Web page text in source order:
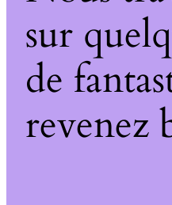
sur
de
revenez